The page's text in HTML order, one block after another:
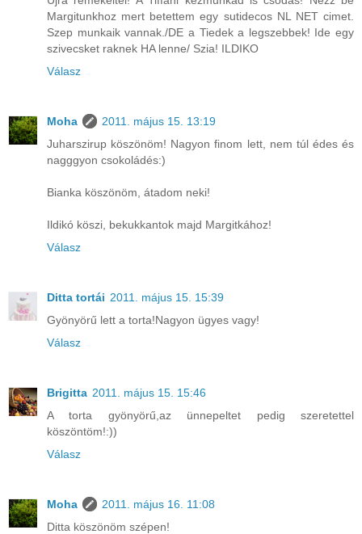
Margitunkhoz mert betettem egy sutidecos NL NET cimet.
Szep munkaik vannak./DE a Tiedek a legszebbek! Ide egy
szivecsket raknek HA lenne/ Szia! ILDIKO
Válasz
Moha
2011. május 15. 13:19
Juharszirup köszönöm! Nagyon finom lett, nem túl édes és
nagggyon csokoládés:)
Bianka köszönöm, átadom neki!
Ildikó köszi, bekukkantok majd Margitkához!
Válasz
Ditta tortái 2011. május 15. 15:39
Gyönyörű lett a torta!Nagyon ügyes vagy!
Válasz
Brigitta 2011. május 15. 15:46
A torta gyönyörű,az ünnepeltet pedig szeretettel
köszöntöm!:))
Válasz
Moha
2011. május 16. 11:08
Ditta köszönöm szépen!